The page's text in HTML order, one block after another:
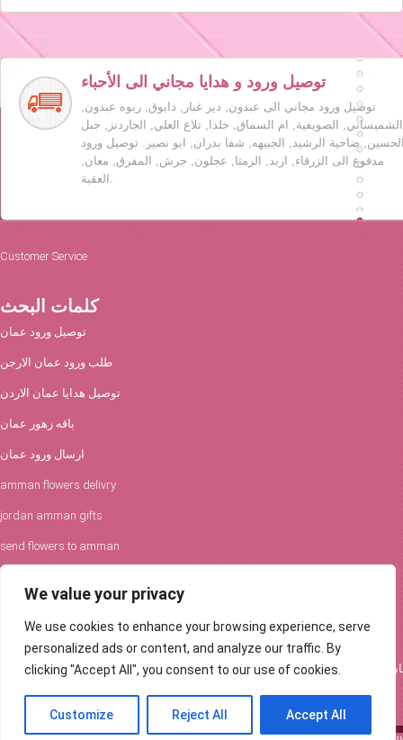
We value your privacy
We use cookies to enhance your browsing experience, serve
personalized ads or content, and analyze our traffic. By
clicking "Accept All", you consent to our use of cookies.
Customize Reject All Accept All
توصيل ورود و هدايا مجاني الى الأحباء
توصيل ورود مجاني الى عبدون, دير غبار, دابوق, ربوه عبدون,
الشميساني, الصويفية, ام السماق, خلدا, تلاع العلي, الجاردنز, جبل
ضاحية الرشيد, الجبيهه, شفا بدران, ابو نصير. توصيل ورود
مدفوع الى الزرقاء, اربد, الرمثا, عجلون, جرش, المفرق, معان,
العقبة.
Customer Service
كلمات البحث
توصيل ورود عمان
طلب ورود عمان الارجن
توصيل هدايا عمان الاردن
باقه زهور عمان
ارسال ورود عمان
amman flowers delivry
jordan amman gifts
send flowers to amman
افكار الورود والحفلات
توصيل ورود عمان
Flowers Delivery in Amman